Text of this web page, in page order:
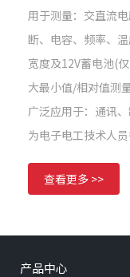
用于测量：交直流
断、电容、频率、
宽度及12V蓄电池(
大最小值/相对值测
广泛应用于：通讯
为电子电工技术人员
查看更多 >>
产品中心